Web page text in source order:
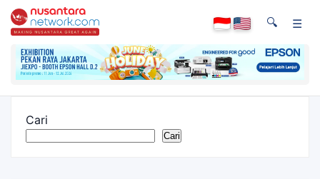
🔍 ☰
Cari
Cari